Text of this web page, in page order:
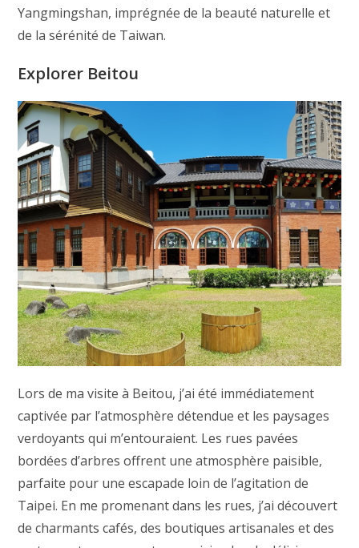
Yangmingshan, imprégnée de la beauté naturelle et
de la sérénité de Taiwan.
Explorer Beitou
Lors de ma visite à Beitou, j’ai été immédiatement
captivée par l’atmosphère détendue et les paysages
verdoyants qui m’entouraient. Les rues pavées
bordées d’arbres offrent une atmosphère paisible,
parfaite pour une escapade loin de l’agitation de
Taipei. En me promenant dans les rues, j’ai découvert
de charmants cafés, des boutiques artisanales et des